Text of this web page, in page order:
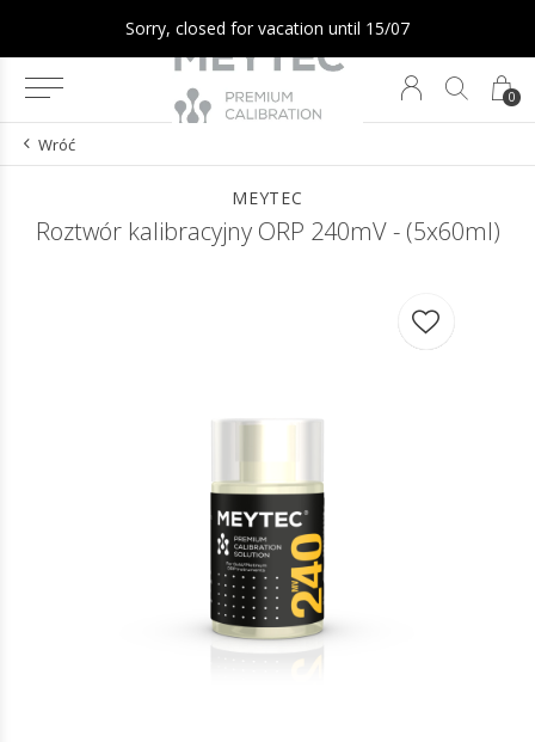
0
Sorry, closed for vacation until 15/07
Wróć
MEYTEC
Roztwór kalibracyjny ORP 240mV - (5x60ml)